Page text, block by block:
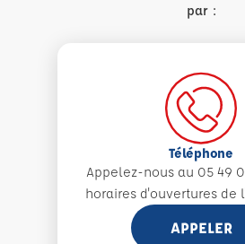
par :
Téléphone
Appelez-nous au 05 49
horaires d'ouvertures de
APPELER